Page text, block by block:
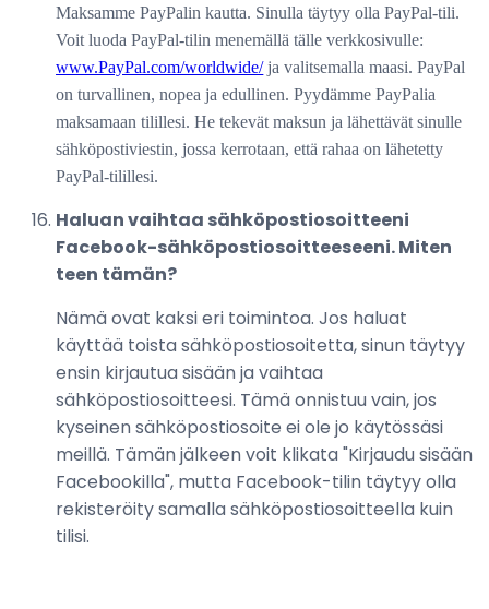
Maksamme PayPalin kautta. Sinulla täytyy olla PayPal-tili.
Voit luoda PayPal-tilin menemällä tälle verkkosivulle:
www.PayPal.com/worldwide/ja valitsemalla maasi. PayPal
on turvallinen, nopea ja edullinen. Pyydämme PayPalia
maksamaan tilillesi. He tekevät maksun ja lähettävät sinulle
sähköpostiviestin, jossa kerrotaan, että rahaa on lähetetty
PayPal-tilillesi.
Haluan vaihtaa sähköpostiosoitteeni
Facebook-sähköpostiosoitteeseeni. Miten
teen tämän?
Nämä ovat kaksi eri toimintoa. Jos haluat
käyttää toista sähköpostiosoitetta, sinun täytyy
ensin kirjautua sisään ja vaihtaa
sähköpostiosoitteesi. Tämä onnistuu vain, jos
kyseinen sähköpostiosoite ei ole jo käytössäsi
meillä. Tämän jälkeen voit klikata "Kirjaudu sisään
Facebookilla", mutta Facebook-tilin täytyy olla
rekisteröity samalla sähköpostiosoitteella kuin
tilisi.